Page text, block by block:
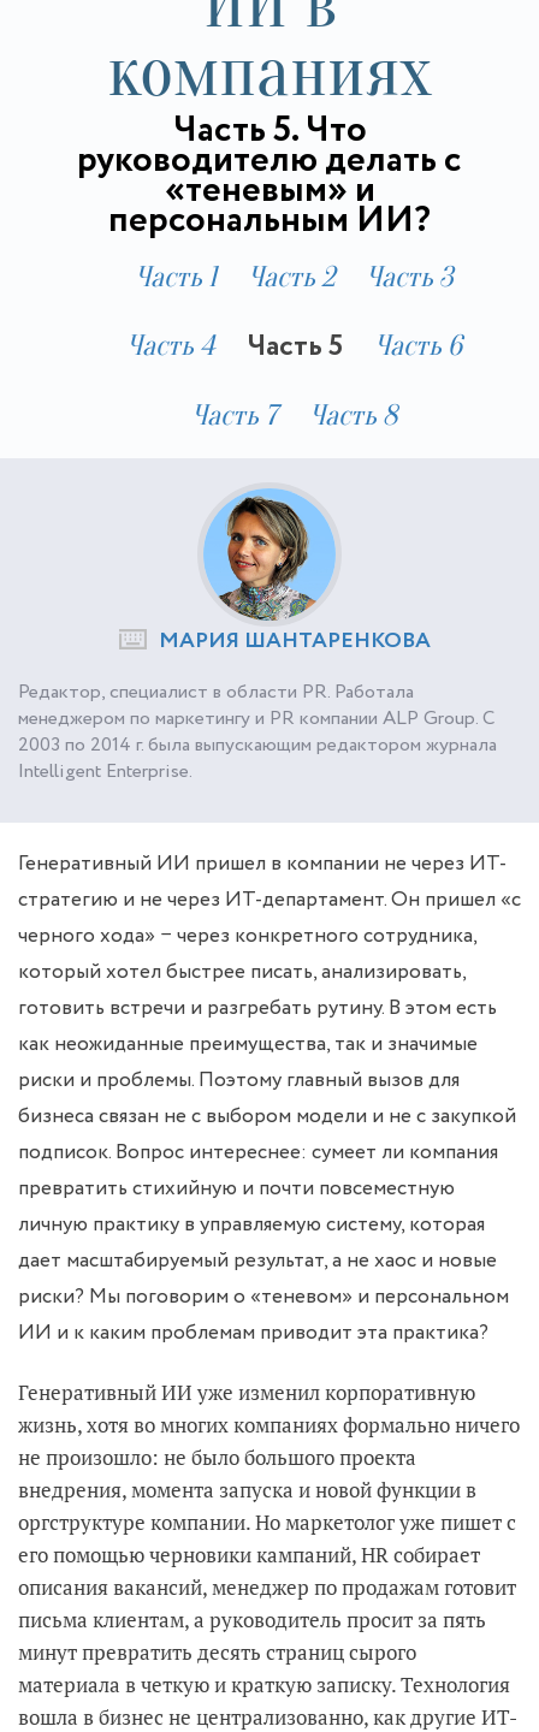
компаниях
Часть 5. Что
руководителю делать с
«теневым» и
персональным ИИ?
Часть 1 Часть 2 Часть 3
Часть 4 Часть 5 Часть 6
Часть 7 Часть 8
МАРИЯ ШАНТАРЕНКОВА
Редактор, специалист в области PR. Работала
менеджером по маркетингу и PR компании ALP Group. С
2003 по 2014 г. была выпускающим редактором журнала
Intelligent Enterprise.
Генеративный ИИ пришел в компании не через ИТ-
стратегию и не через ИТ-департамент. Он пришел «с
черного хода» − через конкретного сотрудника,
который хотел быстрее писать, анализировать,
готовить встречи и разгребать рутину. В этом есть
как неожиданные преимущества, так и значимые
риски и проблемы. Поэтому главный вызов для
бизнеса связан не с выбором модели и не с закупкой
подписок. Вопрос интереснее: сумеет ли компания
превратить стихийную и почти повсеместную
личную практику в управляемую систему, которая
дает масштабируемый результат, а не хаос и новые
риски? Мы поговорим о «теневом» и персональном
ИИ и к каким проблемам приводит эта практика?
Генеративный ИИ уже изменил корпоративную
жизнь, хотя во многих компаниях формально ничего
не произошло: не было большого проекта
внедрения, момента запуска и новой функции в
оргструктуре компании. Но маркетолог уже пишет с
его помощью черновики кампаний, HR собирает
описания вакансий, менеджер по продажам готовит
письма клиентам, а руководитель просит за пять
минут превратить десять страниц сырого
материала в четкую и краткую записку. Технология
вошла в бизнес не централизованно, как другие ИТ-